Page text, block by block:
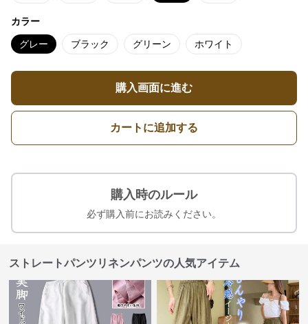
カラー
グレー ブラック グリーン ホワイト
購入画面に進む
カートに追加する
購入時のルール
必ず購入前にお読みください。
ストレートパンツリネンパンツの人気アイテム